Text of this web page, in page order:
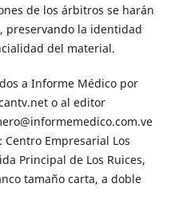
de los árbitros se harán
preservando la identidad
del material.
a Informe Médico por
o al editor
Empresarial Los
Principal de Los Ruices,
tamaño carta, a doble